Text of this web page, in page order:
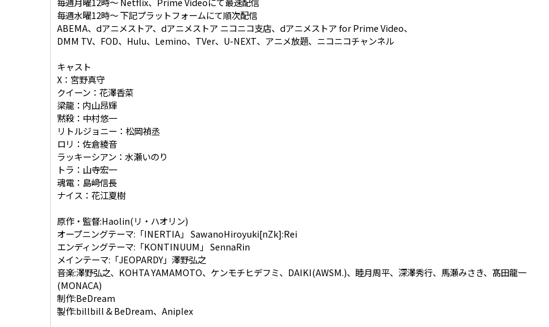
毎週水曜12時〜 下記プラットフォームにて順次配信
ABEMA、dアニメストア、dアニメストア ニコニコ支店、dアニメストア for Prime Video、
DMM TV、FOD、Hulu、Lemino、TVer、U-NEXT、アニメ放題、ニコニコチャンネル
キャスト
X：宮野真守
クイーン：花澤香菜
梁龍：内山昂輝
黙殺：中村悠一
リトルジョニー：松岡禎丞
ロリ：佐倉綾音
ラッキーシアン：水瀬いのり
トラ：山寺宏一
魂電：島﨑信長
ナイス：花江夏樹
原作・監督:Haolin(リ・ハオリン)
オープニングテーマ:「INERTIA」 SawanoHiroyuki[nZk]:Rei
エンディングテーマ:「KONTINUUM」 SennaRin
メインテーマ:「JEOPARDY」澤野弘之
音楽:澤野弘之、KOHTA YAMAMOTO、ケンモチヒデフミ、DAIKI(AWSM.)、睦月周平、深澤秀行、馬瀬みさき、髙田龍一
(MONACA)
制作:BeDream
製作:billbill & BeDream、Aniplex